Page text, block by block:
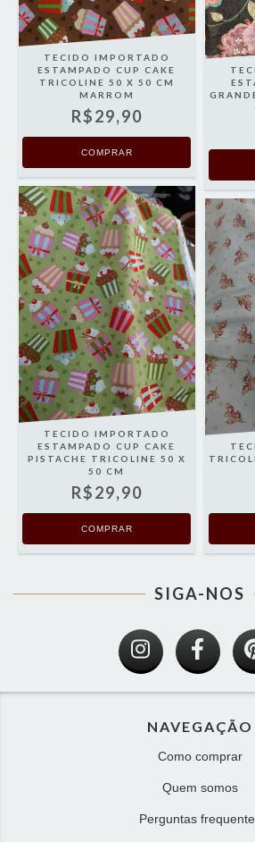
TECIDO IMPORTADO
ESTAMPADO CUP CAKE
TRICOLINE 50 X 50 CM
MARROM
R$29,90
TECIDO IMPORTADO
ESTAMPADO CUP CAKE
PISTACHE TRICOLINE 50 X
50 CM
R$29,90
SIGA-NOS
NAVEGAÇÃO
Como comprar
Quem somos
Perguntas